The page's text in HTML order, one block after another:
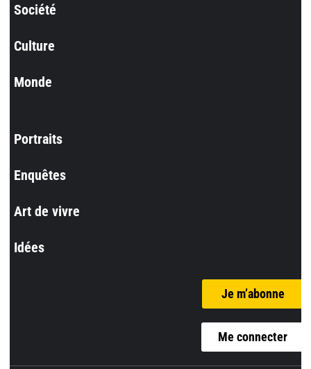
Société
Culture
Monde
Portraits
Enquêtes
Art de vivre
Idées
Je m’abonne
Me connecter